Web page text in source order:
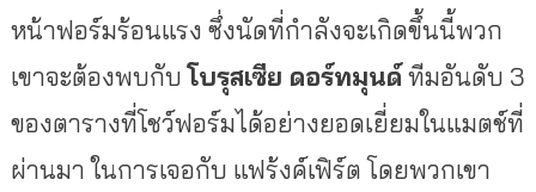
หน้าฟอร์มร้อนแรง ซึ่งนัดที่กำลังจะเกิดขึ้นนี้พวก
เขาจะต้องพบกับโบรุสเซีย ดอร์ทมุนด์ทีมอันดับ 3
ของตารางที่โชว์ฟอร์มได้อย่างยอดเยี่ยมในแมตช์ที่
ผ่านมา ในการเจอกับ แฟร้งค์เฟิร์ต โดยพวกเขา